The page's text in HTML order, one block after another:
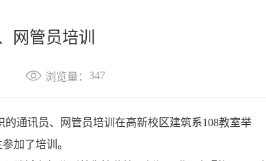
网管员培训
浏览量： 347
通讯员、网管员培训在高新校区建筑系108教室举
加了培训。